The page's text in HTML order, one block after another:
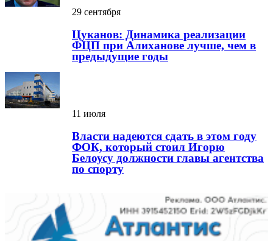
29 сентября
Цуканов: Динамика реализации
ФЦП при Алиханове лучше, чем в
предыдущие годы
11 июля
Власти надеются сдать в этом году
ФОК, который стоил Игорю
Белоусу должности главы агентства
по спорту